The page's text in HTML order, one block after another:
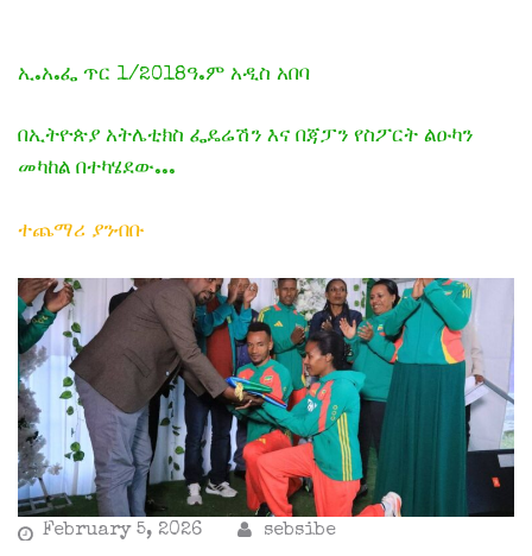
ኢ.አ.ፌ ጥር 1/2018ዓ.ም አዲስ አበባ
በኢትዮጵያ አትሌቲክስ ፌዴሬሽን እና በጃፓን የስፖርት ልዑካን
መካከል በተካሄደው...
ተጨማሪ ያንብቡ
February 5, 2026 sebsibe